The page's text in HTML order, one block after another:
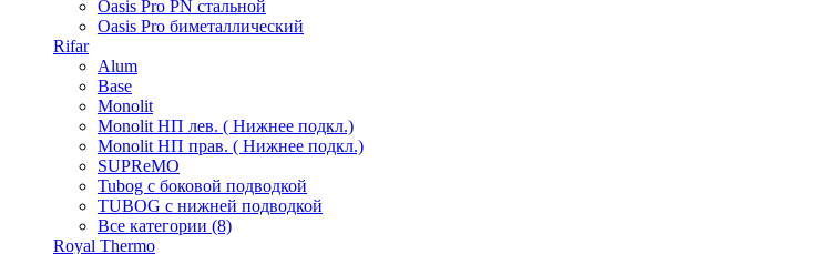
Oasis Pro PN стальной
Oasis Pro биметаллический
Rifar
Alum
Base
Monolit
Monolit НП лев. ( Нижнее подкл.)
Monolit НП прав. ( Нижнее подкл.)
SUPReMO
Tubog с боковой подводкой
TUBOG с нижней подводкой
Все категории (8)
Royal Thermo